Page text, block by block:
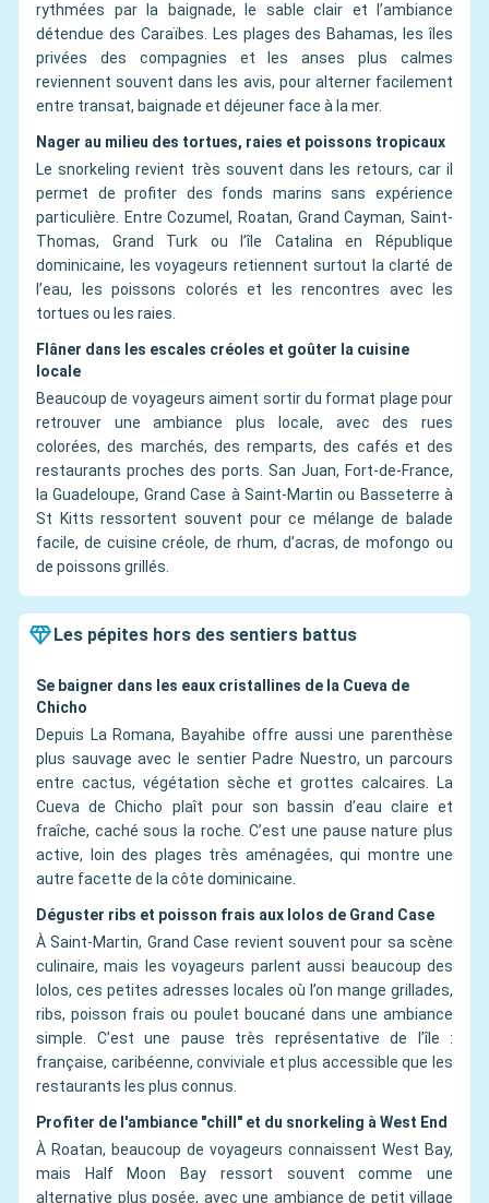
rythmées par la baignade, le sable clair et l’ambiance
détendue des Caraïbes. Les plages des Bahamas, les îles
privées des compagnies et les anses plus calmes
reviennent souvent dans les avis, pour alterner facilement
entre transat, baignade et déjeuner face à la mer.
Nager au milieu des tortues, raies et poissons tropicaux
Le snorkeling revient très souvent dans les retours, car il
permet de profiter des fonds marins sans expérience
particulière. Entre Cozumel, Roatan, Grand Cayman, Saint-
Thomas, Grand Turk ou l’île Catalina en République
dominicaine, les voyageurs retiennent surtout la clarté de
l’eau, les poissons colorés et les rencontres avec les
tortues ou les raies.
Flâner dans les escales créoles et goûter la cuisine
locale
Beaucoup de voyageurs aiment sortir du format plage pour
retrouver une ambiance plus locale, avec des rues
colorées, des marchés, des remparts, des cafés et des
restaurants proches des ports. San Juan, Fort-de-France,
la Guadeloupe, Grand Case à Saint-Martin ou Basseterre à
St Kitts ressortent souvent pour ce mélange de balade
facile, de cuisine créole, de rhum, d’acras, de mofongo ou
de poissons grillés.
Les pépites hors des sentiers battus
Se baigner dans les eaux cristallines de la Cueva de
Chicho
Depuis La Romana, Bayahibe offre aussi une parenthèse
plus sauvage avec le sentier Padre Nuestro, un parcours
entre cactus, végétation sèche et grottes calcaires. La
Cueva de Chicho plaît pour son bassin d’eau claire et
fraîche, caché sous la roche. C’est une pause nature plus
active, loin des plages très aménagées, qui montre une
autre facette de la côte dominicaine.
Déguster ribs et poisson frais aux lolos de Grand Case
À Saint-Martin, Grand Case revient souvent pour sa scène
culinaire, mais les voyageurs parlent aussi beaucoup des
lolos, ces petites adresses locales où l’on mange grillades,
ribs, poisson frais ou poulet boucané dans une ambiance
simple. C’est une pause très représentative de l’île :
française, caribéenne, conviviale et plus accessible que les
restaurants les plus connus.
Profiter de l'ambiance "chill" et du snorkeling à West End
À Roatan, beaucoup de voyageurs connaissent West Bay,
mais Half Moon Bay ressort souvent comme une
alternative plus posée, avec une ambiance de petit village